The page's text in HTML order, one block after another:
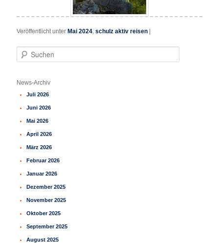
Veröffentlicht unter Mai 2024,schulz aktiv reisen
u
h
n
News-Archiv
Juli 2026
Juni 2026
Mai 2026
April 2026
März 2026
Februar 2026
Januar 2026
Dezember 2025
November 2025
Oktober 2025
September 2025
August 2025